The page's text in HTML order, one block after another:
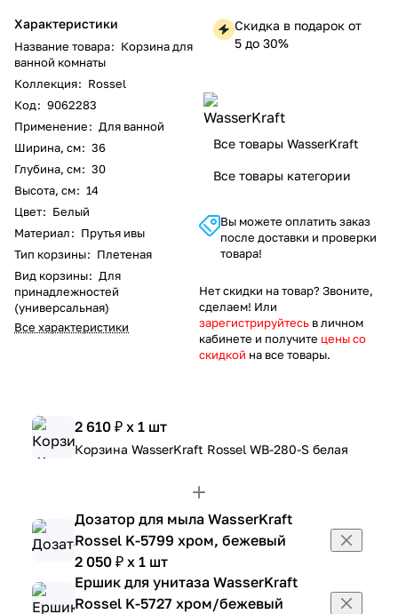
Характеристики
Название товара: Корзина для
ванной комнаты
Коллекция: Rossel
Код: 9062283
Применение: Для ванной
Ширина, см: 36
Глубина, см: 30
Высота, см: 14
Цвет: Белый
Материал: Прутья ивы
Тип корзины: Плетеная
Вид корзины: Для
принадлежностей
(универсальная)
Все характеристики
Скидка в подарок от
5 до 30%
Все товары WasserKraft
Все товары категории
Вы можете оплатить заказ
после доставки и проверки
товара!
Нет скидки на товар? Звоните,
сделаем! Или
зарегистрируйтесь в личном
кабинете и получите цены со
скидкой на все товары.
2 610 ₽ x 1 шт
Корзина WasserKraft Rossel WB-280-S белая
Дозатор для мыла WasserKraft
Rossel K-5799 хром, бежевый
2 050 ₽ x 1 шт
Ершик для унитаза WasserKraft
Rossel K-5727 хром/бежевый